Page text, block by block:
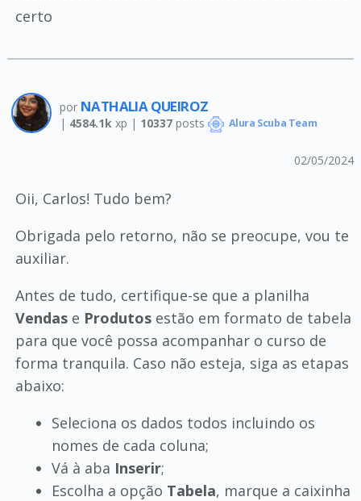
certo
por NATHALIA QUEIROZ
| 4584.1k xp | 10337posts Alura Scuba Team
02/05/2024
Oii, Carlos! Tudo bem?
Obrigada pelo retorno, não se preocupe, vou te
auxiliar.
Antes de tudo, certifique-se que a planilha
Vendase Produtosestão em formato de tabela
para que você possa acompanhar o curso de
forma tranquila. Caso não esteja, siga as etapas
abaixo:
Seleciona os dados todos incluindo os
nomes de cada coluna;
Vá à aba Inserir;
Escolha a opção Tabela, marque a caixinha